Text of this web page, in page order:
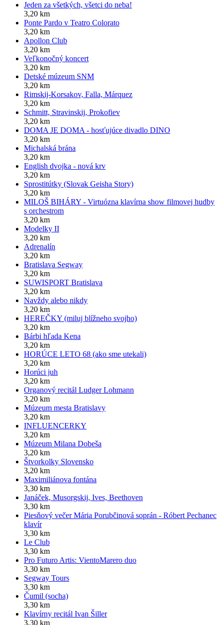
Jeden za všetkých, všetci do neba!
3,20 km
Ponte Pardo v Teatro Colorato
3,20 km
Apollon Club
3,20 km
Veľkonočný koncert
3,20 km
Detské múzeum SNM
3,20 km
Rimskij-Korsakov, Falla, Márquez
3,20 km
Schmitt, Stravinskij, Prokofiev
3,20 km
DOMA JE DOMA - hosťujúce divadlo DINO
3,20 km
Michalská brána
3,20 km
English dvojka - nová krv
3,20 km
Sprostitútky (Slovak Geisha Story)
3,20 km
MILOŠ BIHÁRY - Virtuózna klavírna show filmovej hudby
s orchestrom
3,20 km
Modelky II
3,20 km
Adrenalín
3,20 km
Bratislava Segway
3,20 km
SUWISPORT Bratislava
3,20 km
Navždy alebo nikdy
3,20 km
HEREČKY (miluj blížneho svojho)
3,20 km
Bárbi hľada Kena
3,20 km
HORÚCE LETO 68 (ako sme utekali)
3,20 km
Horúci juh
3,20 km
Organový recitál Ludger Lohmann
3,20 km
Múzeum mesta Bratislavy
3,20 km
INFLUENCERKY
3,20 km
Múzeum Milana Dobeša
3,20 km
Štvorkolky Slovensko
3,20 km
Maximiliánova fontána
3,30 km
Janáček, Musorgskij, Ives, Beethoven
3,30 km
Piesňový večer Mária Porubčinová soprán - Róbert Pechanec
klavír
3,30 km
Le Club
3,30 km
Pro Futuro Artis: VientoMarero duo
3,30 km
Segway Tours
3,30 km
Čumil (socha)
3,30 km
Klavírny recitál Ivan Šiller
3,30 km